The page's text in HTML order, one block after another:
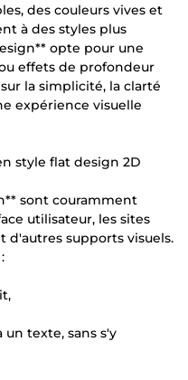
des couleurs vives et
à des styles plus
opte pour une
effets de profondeur
la simplicité, la clarté
expérience visuelle
style flat design 2D
sont couramment
utilisateur, les sites
d'autres supports visuels.
un texte, sans s'y